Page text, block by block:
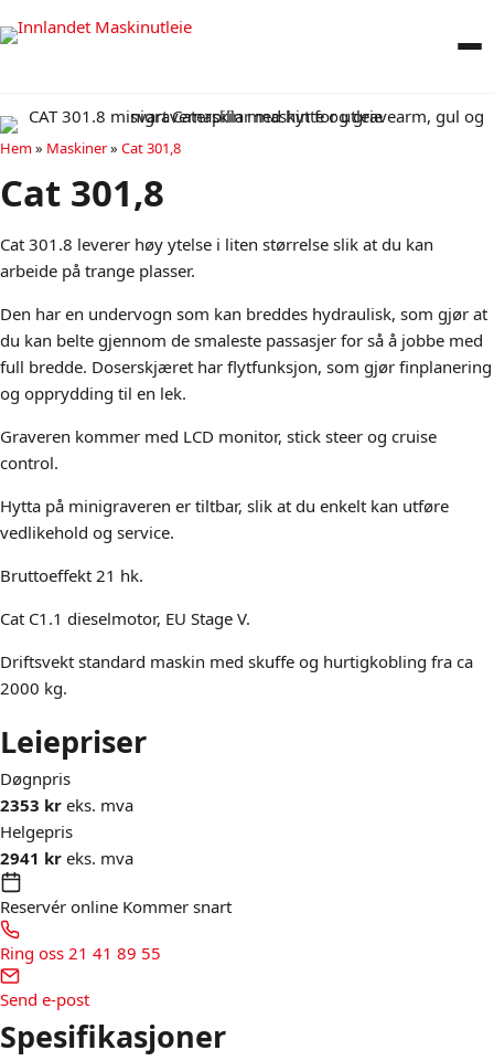
Hem» Maskiner» Cat 301,8
Cat 301,8
Cat 301.8 leverer høy ytelse i liten størrelse slik at du kan
arbeide på trange plasser.
Den har en undervogn som kan breddes hydraulisk, som gjør at
du kan belte gjennom de smaleste passasjer for så å jobbe med
full bredde. Doserskjæret har flytfunksjon, som gjør finplanering
og opprydding til en lek.
Graveren kommer med LCD monitor, stick steer og cruise
control.
Hytta på minigraveren er tiltbar, slik at du enkelt kan utføre
vedlikehold og service.
Bruttoeffekt 21 hk.
Cat C1.1 dieselmotor, EU Stage V.
Driftsvekt standard maskin med skuffe og hurtigkobling fra ca
2000 kg.
Leiepriser
Døgnpris
2353 kr eks. mva
Helgepris
2941 kr eks. mva
Reservér online Kommer snart
Ring oss 21 41 89 55
Send e-post
Spesifikasjoner